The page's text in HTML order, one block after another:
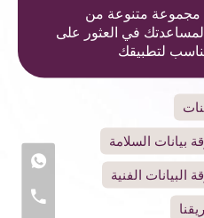
مجموعة متنوعة من
لمساعدتك في العثور على
لتطبيقك
بيانات السلامة
البيانات الفنية